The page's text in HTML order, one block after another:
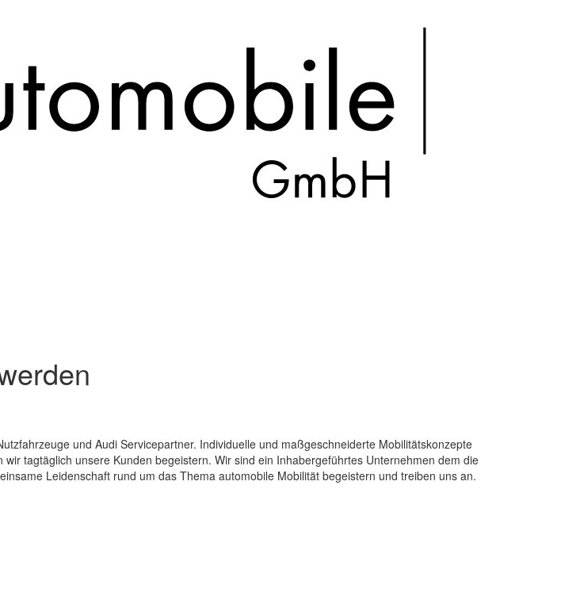
und Audi Servicepartner. Individuelle und maßgeschneiderte Mobilitätskonzepte
tagtäglich unsere Kunden begeistern. Wir sind ein Inhabergeführtes Unternehmen dem die
Leidenschaft rund um das Thema automobile Mobilität begeistern und treiben uns an.